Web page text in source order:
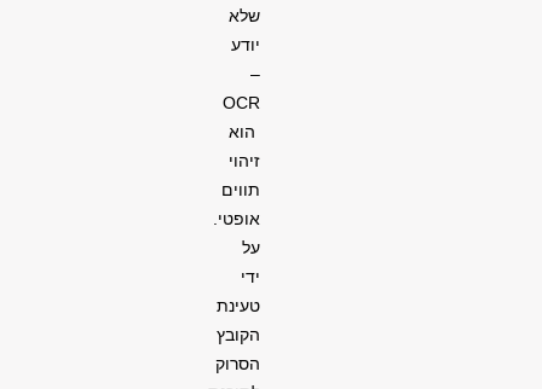
שלא
יודע
–
OCR
הוא
זיהוי
תווים
אופטי.
על
ידי
טעינת
הקובץ
הסרוק